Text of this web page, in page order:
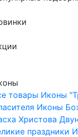
товары Иконы
Иконы
Христова
праздники